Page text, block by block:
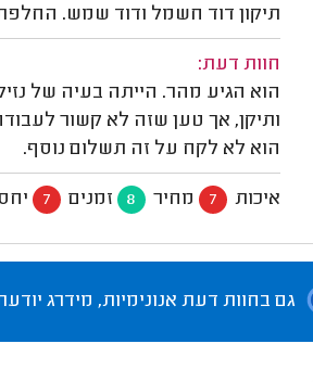
תיקון דוד חשמל ודוד שמש.
חוות דעת:
הוא הגיע מהר. הייתה בעיה של
ותיקן, אך טען שזה לא קשור
הוא לא לקח על זה תשלום נוסף.
איכות 7 מחיר 8 זמנים 7
גם בחוות דעת אנונימיות, מידרג